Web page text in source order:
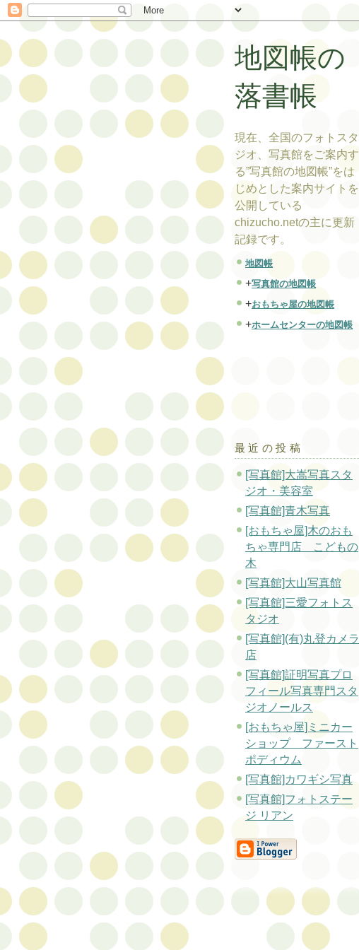
地図帳の
落書帳
現在、全国のフォトスタ
ジオ、写真館をご案内す
る”写真館の地図帳”をは
じめとした案内サイトを
公開している
chizucho.netの主に更新
記録です。
地図帳
+写真館の地図帳
+おもちゃ屋の地図帳
+ホームセンターの地図帳
最近の投稿
[写真館]大嵩写真スタ
ジオ・美容室
[写真館]青木写真
[おもちゃ屋]木のおも
ちゃ専門店 こどもの
木
[写真館]大山写真館
[写真館]三愛フォトス
タジオ
[写真館](有)丸登カメラ
店
[写真館]証明写真プロ
フィール写真専門スタ
ジオノールス
[おもちゃ屋]ミニカー
ショップ ファースト
ポディウム
[写真館]カワギシ写真
[写真館]フォトステー
ジ リアン